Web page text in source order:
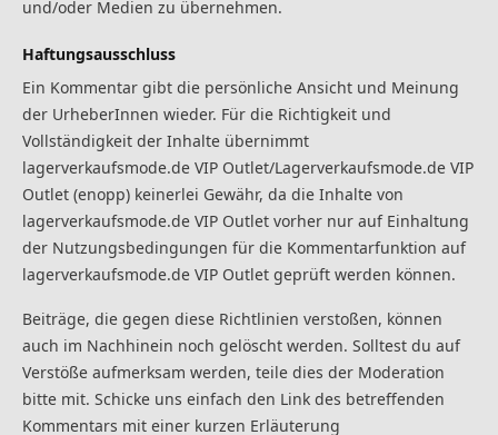
und/oder Medien zu übernehmen.
Haftungsausschluss
Ein Kommentar gibt die persönliche Ansicht und Meinung
der UrheberInnen wieder. Für die Richtigkeit und
Vollständigkeit der Inhalte übernimmt
lagerverkaufsmode.de VIP Outlet/Lagerverkaufsmode.de VIP
Outlet (enopp) keinerlei Gewähr, da die Inhalte von
lagerverkaufsmode.de VIP Outlet vorher nur auf Einhaltung
der Nutzungsbedingungen für die Kommentarfunktion auf
lagerverkaufsmode.de VIP Outlet geprüft werden können.
Beiträge, die gegen diese Richtlinien verstoßen, können
auch im Nachhinein noch gelöscht werden. Solltest du auf
Verstöße aufmerksam werden, teile dies der Moderation
bitte mit. Schicke uns einfach den Link des betreffenden
Kommentars mit einer kurzen Erläuterung